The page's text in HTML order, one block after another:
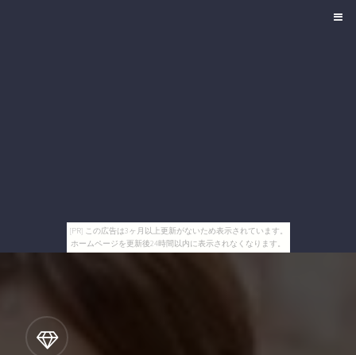
[PR] この広告は3ヶ月以上更新がないため表示されています。
ホームページを更新後24時間以内に表示されなくなります。